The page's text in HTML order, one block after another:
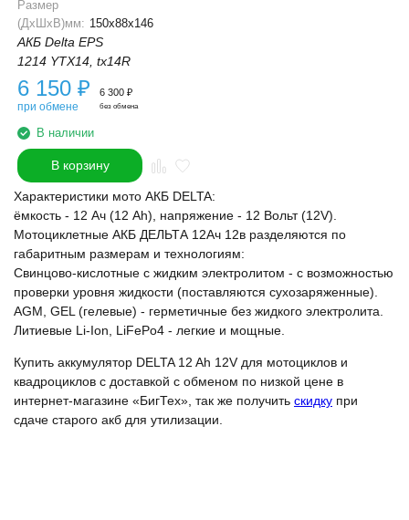
Размер
(ДхШхВ)мм: 150x88x146
АКБ Delta EPS
1214 YTX14, tx14R
6 150 ₽
при обмене
6 300 ₽
без обмена
В наличии
В корзину
Характеристики мото АКБ DELTA:
ёмкость - 12 Ач (12 Ah), напряжение - 12 Вольт (12V).
Мотоциклетные АКБ ДЕЛЬТА 12Ач 12в разделяются по
габаритным размерам и технологиям:
Свинцово-кислотные с жидким электролитом - с возможностью
проверки уровня жидкости (поставляются сухозаряженные).
AGM, GEL (гелевые) - герметичные без жидкого электролита.
Литиевые Li-Ion, LiFePo4 - легкие и мощные.
Купить аккумулятор DELTA 12 Ah 12V для мотоциклов и
квадроциклов с доставкой с обменом по низкой цене в
интернет-магазине «БигТех», так же получить скидку при
сдаче старого акб для утилизации.